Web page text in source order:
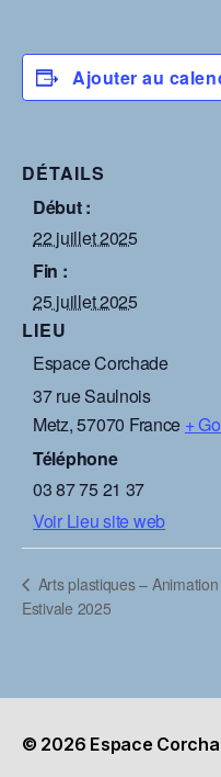
Ajouter au
DÉTAILS
Début :
22 juillet 2025
Fin :
25 juillet 2025
LIEU
Espace Corchade
37 rue Saulnois
Metz,57070 France +
Téléphone
03 87 75 21 37
Voir Lieu site web
Arts plastiques – Animation
Estivale 2025
© 2026 Espace